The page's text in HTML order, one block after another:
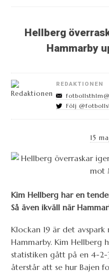
Hellberg
Hammarby
REDAKTIONEN
Följ
15
Kim Hellberg har en
Så även ikväll när
Klockan 19 är det
Hammarby. Kim Hellberg
statistiken gått på en 4-
återstår att se hur Bajen